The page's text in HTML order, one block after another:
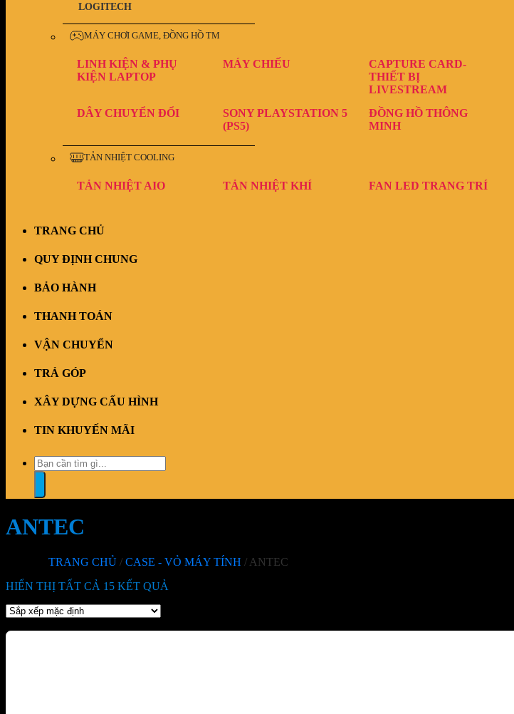
LOGITECH
MÁY CHƠI GAME, ĐỒNG HỒ TM
LINH KIỆN & PHỤ
KIỆN LAPTOP
MÁY CHIẾU
CAPTURE CARD-
THIẾT BỊ
LIVESTREAM
DÂY CHUYỂN ĐỔI
SONY PLAYSTATION 5
(PS5)
ĐỒNG HỒ THÔNG
MINH
TẢN NHIỆT COOLING
TẢN NHIỆT AIO TẢN NHIỆT KHÍ FAN LED TRANG TRÍ
TRANG CHỦ
QUY ĐỊNH CHUNG
BẢO HÀNH
THANH TOÁN
VẬN CHUYỂN
TRẢ GÓP
XÂY DỰNG CẤU HÌNH
TIN KHUYẾN MÃI
Tìm
kiếm:
ANTEC
TRANG CHỦ / CASE - VỎ MÁY TÍNH / ANTEC
HIỂN THỊ TẤT CẢ 15 KẾT QUẢ